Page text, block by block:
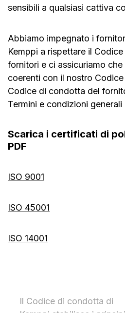
sensibili a qualsiasi cattiva
Abbiamo impegnato i
Kemppi a rispettare il
fornitori e ci assicuriamo
coerenti con il nostro
Codice di condotta del
Termini e condizioni generali
Scarica i certificati di
PDF
ISO 9001
ISO 45001
ISO 14001
Il Codice di condotta di